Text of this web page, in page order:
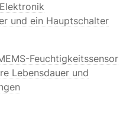
und ein Hauptschalter
Feuchtigkeitssensor
Lebensdauer und